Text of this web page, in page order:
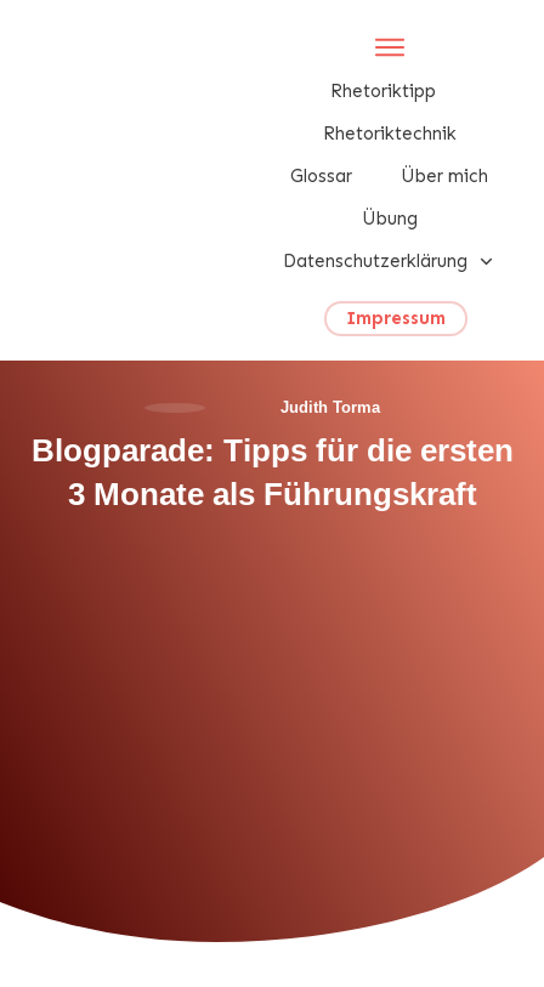
Rhetoriktipp
Rhetoriktechnik
Glossar
Über mich
Übung
Datenschutzerklärung
Impressum
Judith Torma
Blogparade: Tipps für die ersten
3 Monate als Führungskraft